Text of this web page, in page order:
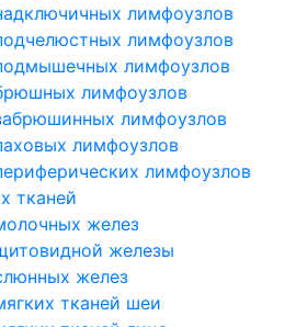
лимфоузлов
лимфоузлов
лимфоузлов
лимфоузлов
лимфоузлов
лимфоузлов
лимфоузлов
тканей
желез
железы
желез
тканей шеи